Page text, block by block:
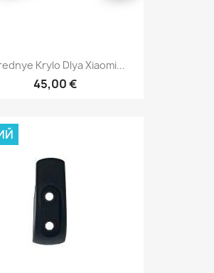
Krylo Dlya Xiaomi...
45,00 €